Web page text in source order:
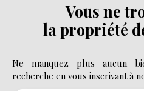
Vous ne
la propriété
Ne manquez plus aucun
recherche en vous inscrivant à